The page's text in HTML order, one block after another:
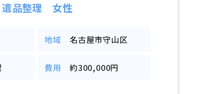
品整理 女性
地域 名古屋市守山区
費用 約300,000円